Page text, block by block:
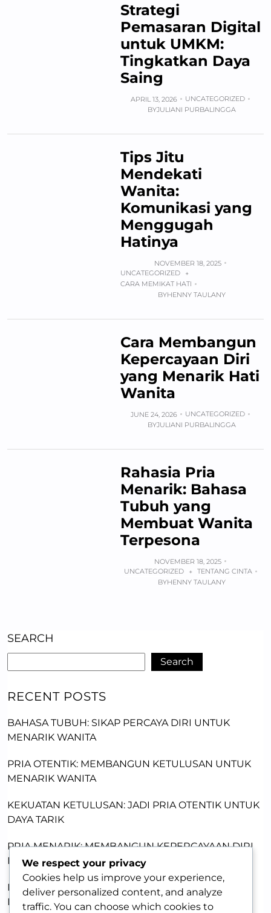
Strategi
Pemasaran Digital
untuk UMKM:
Tingkatkan Daya
Saing
APRIL 13, 2026
UNCATEGORIZED
BYJULIANI PURBALINGGA
Tips Jitu
Mendekati
Wanita:
Komunikasi yang
Menggugah
Hatinya
NOVEMBER 18, 2025
UNCATEGORIZED
+
CARA MEMIKAT HATI
BYHENNY TAULANY
Cara Membangun
Kepercayaan Diri
yang Menarik Hati
Wanita
JUNE 24, 2026
UNCATEGORIZED
BYJULIANI PURBALINGGA
Rahasia Pria
Menarik: Bahasa
Tubuh yang
Membuat Wanita
Terpesona
NOVEMBER 18, 2025
UNCATEGORIZED
+ TENTANG CINTA
BYHENNY TAULANY
SEARCH
Search
RECENT POSTS
BAHASA TUBUH: SIKAP PERCAYA DIRI UNTUK
MENARIK WANITA
PRIA OTENTIK: MEMBANGUN KETULUSAN UNTUK
MENARIK WANITA
KEKUATAN KETULUSAN: JADI PRIA OTENTIK UNTUK
DAYA TARIK
PRIA MENARIK: MEMBANGUN KEPERCAYAAN DIRI
DENGAN KETULUSAN
MEMBANGUN DAYA TARIK LEWAT KERENTANAN:
KUNCI MEMIKAT WANITA
We respect your privacy
Cookies help us improve your experience,
deliver personalized content, and analyze
traffic. You can choose which cookies to